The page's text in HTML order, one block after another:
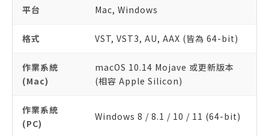
平台 Mac, Windows
格式 VST, VST3, AU, AAX (皆為 64-bit)
作業系統
(Mac)
macOS 10.14 Mojave 或更新版本
(相容 Apple Silicon)
作業系統
(PC)
Windows 8 / 8.1 / 10 / 11 (64-bit)